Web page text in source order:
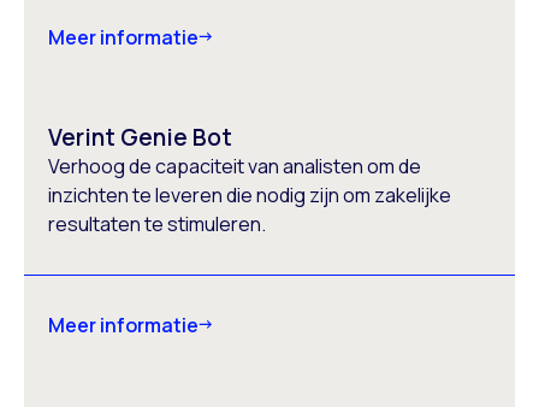
Meer informatie
Verint Genie Bot
Verhoog de capaciteit van analisten om de
inzichten te leveren die nodig zijn om zakelijke
resultaten te stimuleren.
Meer informatie